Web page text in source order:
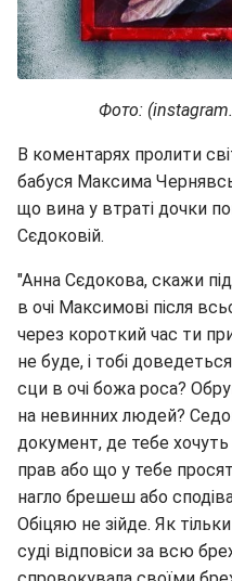
Фото:
В коментарях пролити
бабуся Максима
що вина у втраті дочки
Сєдоковій.
"Анна Сєдокова, скажи
в очі Максимові після
через короткий час ти
не буде, і тобі
сци в очі божа роса?
на невинних людей?
документ, де тебе
прав або що у тебе
нагло брешеш або
Обіцяю не зійде. Як
суді відповіси за всю